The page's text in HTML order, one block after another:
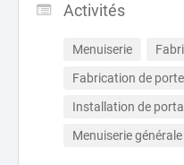
Activités
Menuiserie
Fabrication de
Installation de
Menuiserie générale